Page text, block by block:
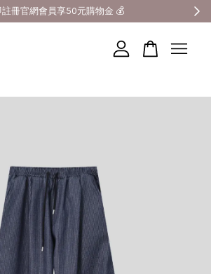
全館滿3000元超商免運 🚚